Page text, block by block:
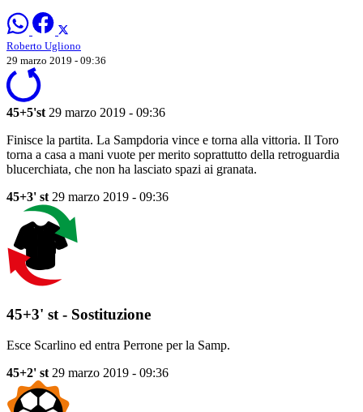
Roberto Ugliono
29 marzo 2019 - 09:36
45+5'st 29 marzo 2019 - 09:36
Finisce la partita. La Sampdoria vince e torna alla vittoria. Il Toro
torna a casa a mani vuote per merito soprattutto della retroguardia
blucerchiata, che non ha lasciato spazi ai granata.
45+3' st 29 marzo 2019 - 09:36
45+3' st - Sostituzione
Esce Scarlino ed entra Perrone per la Samp.
45+2' st29 marzo 2019 - 09:36